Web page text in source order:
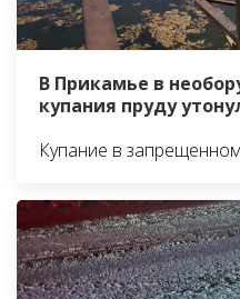
В Прикамье в
купания пруду
Купание в